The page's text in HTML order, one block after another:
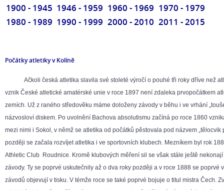
1900 - 1945 1946 - 1959 1960 - 1969 1970 - 1979
1980 - 1989 1990 - 1999 2000 - 2010 2011 - 2015
Počátky atletiky v Kolíně
Ačkoli česká atletika slavila své stoleté výročí o pouhé tři roky dříve než
vznik České atletické amatérské unie v roce 1897 není zdaleka prvopočátkem
zemích. Už z raného středověku máme doloženy závody v běhu i ve vrhání
názvosloví diskem. Po uvolnění Bachova absolutismu začíná po roce 1860
mezi nimi i Sokol, v němž se atletika od počátků pěstovala pod názvem „tělocvik
později se začala rozvíjet atletika i ve sportovních klubech. Mezníkem byl rok
Athletic Club Roudnice. Kromě klubových měření sil se však stále ještě
závody. Ty se poprvé uskutečnily až o dva roky později a v roce 1888 se poprvé
závodů objevují v tisku. V témže roce se také poprvé bojuje o titul mistra Čech.